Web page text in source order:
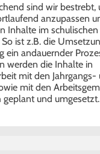
sind wir bestrebt,
anzupassen
Inhalte im
ist z.B. die
ein andauernder
werden die Inhalte in
mit den Jahrgangs-
mit den
geplant und umgesetzt.